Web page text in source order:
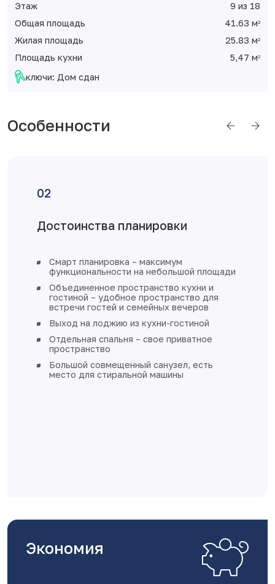
Этаж
9 из 18
Общая площадь
41.63 м2
Жилая площадь 25.83 м2
Площадь кухни 5,47 м2
ключи: Дом сдан
Особенности
Достоинства планировки
Смарт планировка – максимум
функциональности на небольшой площади
Объединенное пространство кухни и
гостиной – удобное пространство для
встречи гостей и семейных вечеров
Выход на лоджию из кухни-гостиной
Отдельная спальня – свое приватное
пространство
Большой совмещенный санузел, есть
место для стиральной машины
Экономия